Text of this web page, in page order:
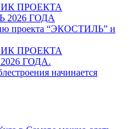
ПРОЕКТА
ГОДА
проекта “ЭКОСТИЛЬ” и
ПРОЕКТА
ГОДА.
начинается